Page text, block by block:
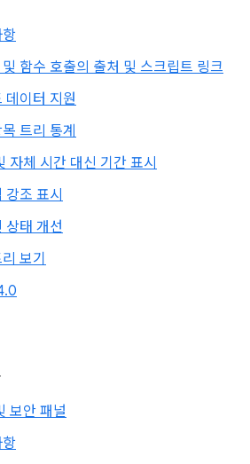
함수 호출의 출처 및 스크립트 링크
데이터 지원
트리 통계
자체 시간 대신 기간 표시
조 표시
상태 개선
보기
보안 패널